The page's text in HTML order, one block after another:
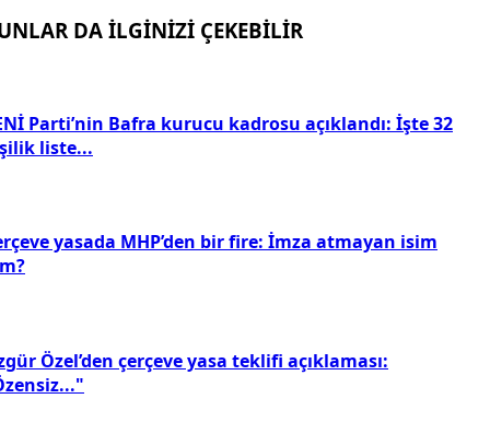
DA İLGİNİZİ ÇEKEBİLİR
Parti’nin Bafra kurucu kadrosu açıklandı: İşte 32
liste...
yasada MHP’den bir fire: İmza atmayan isim
Özel’den çerçeve yasa teklifi açıklaması: